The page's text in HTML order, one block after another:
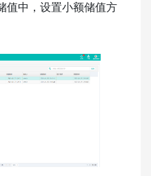
值中，设置小额储值方